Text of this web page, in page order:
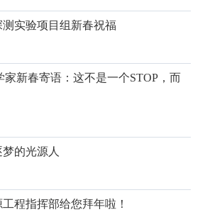
实验项目组新春祝福
新春寄语：这不是一个STOP，而
的光源人
程指挥部给您拜年啦！